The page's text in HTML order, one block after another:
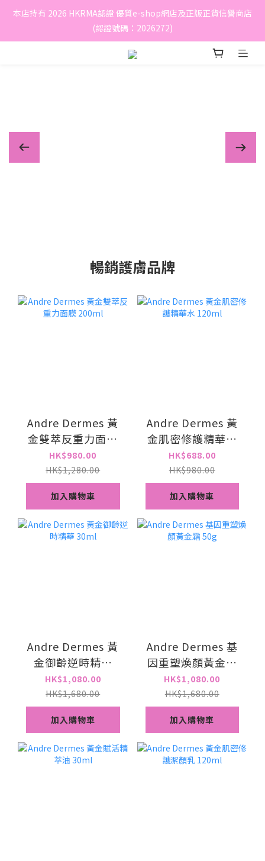
本店持有 2026 HKRMA認證 優質e-shop網店及正版正貨信譽商店
(認證號碼：2026272)
暢銷護膚品牌
Andre Dermes 黃
金雙萃反重力面膜
200ml
HK$980.00
HK$1,280.00
加入購物車
Andre Dermes 黃
金肌密修護精華水
120ml
HK$688.00
HK$980.00
加入購物車
Andre Dermes 黃
金御齡逆時精華
30ml
HK$1,080.00
HK$1,680.00
加入購物車
Andre Dermes 基
因重塑煥顏黃金霜
50g
HK$1,080.00
HK$1,680.00
加入購物車